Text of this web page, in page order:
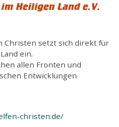
Christen setzt sich direkt für
ein.
allen Fronten und
Entwicklungen
christen.de/